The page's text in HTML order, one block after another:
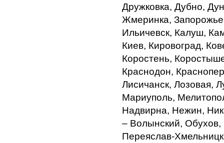
Дружковка, Дубно,
Жмеринка,
Ильичевск, Калуш,
Киев, Кировоград,
Коростень,
Краснодон,
Лисичанск, Лозовая,
Мариуполь,
Надвирна, Нежин,
– Волынский,
Переяслав-